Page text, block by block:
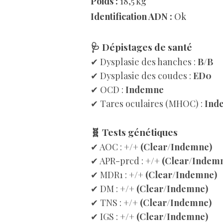
Identification ADN : Ok
🩺 Dépistages de santé
✔ Dysplasie des hanches : B/B
✔ Dysplasie des coudes : ED0
✔ OCD : Indemne
✔ Tares oculaires (MHOC) :
🧬 Tests génétiques​
✔ AOC : +/+ (Clear/Indemne)
✔ APR-prcd : +/+ (Clear/
✔ MDR1 : +/+ (Clear/Indemne)
✔ DM : +/+ (Clear/Indemne)
✔ TNS : +/+ (Clear/Indemne)
✔ IGS : +/+ (Clear/Indemne)